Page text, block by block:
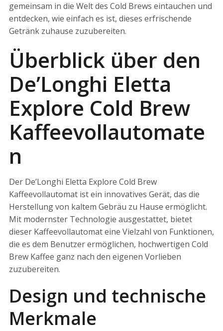
gemeinsam in die Welt des Cold Brews eintauchen und
entdecken, wie einfach es ist, dieses erfrischende
Getränk zuhause zuzubereiten.
Überblick über den
De’Longhi Eletta
Explore Cold Brew
Kaffeevollautomate
n
Der De’Longhi Eletta Explore Cold Brew
Kaffeevollautomat ist ein innovatives Gerät, das die
Herstellung von kaltem Gebräu zu Hause ermöglicht.
Mit modernster Technologie ausgestattet, bietet
dieser Kaffeevollautomat eine Vielzahl von Funktionen,
die es dem Benutzer ermöglichen, hochwertigen Cold
Brew Kaffee ganz nach den eigenen Vorlieben
zuzubereiten.
Design und technische
Merkmale